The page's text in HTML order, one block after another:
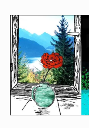
contenido